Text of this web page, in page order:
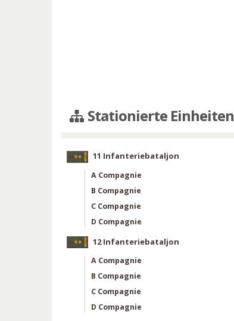
Stationierte Einheiten
11 Infanteriebataljon
A Compagnie
B Compagnie
C Compagnie
D Compagnie
12 Infanteriebataljon
A Compagnie
B Compagnie
C Compagnie
D Compagnie